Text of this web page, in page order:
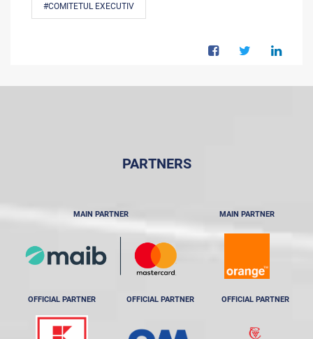
#COMITETUL EXECUTIV
PARTNERS
MAIN PARTNER MAIN PARTNER
OFFICIAL PARTNER OFFICIAL PARTNER OFFICIAL PARTNER